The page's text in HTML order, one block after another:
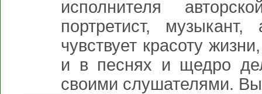
исполнителя
портретист,
чувствует красоту
и в песнях и щедро
своими слушателями.